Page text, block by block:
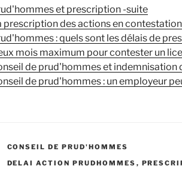
et prescription -suite
prescription des actions en
: quels sont les délais de
mois maximum pour contester un
de prud'hommes et indemnisation
de prud'hommes : un employeur
CATÉGORIES
CONSEIL DE PRUD'HOMMES
ÉTIQUETTES
DELAI ACTION PRUDHOMMES ,